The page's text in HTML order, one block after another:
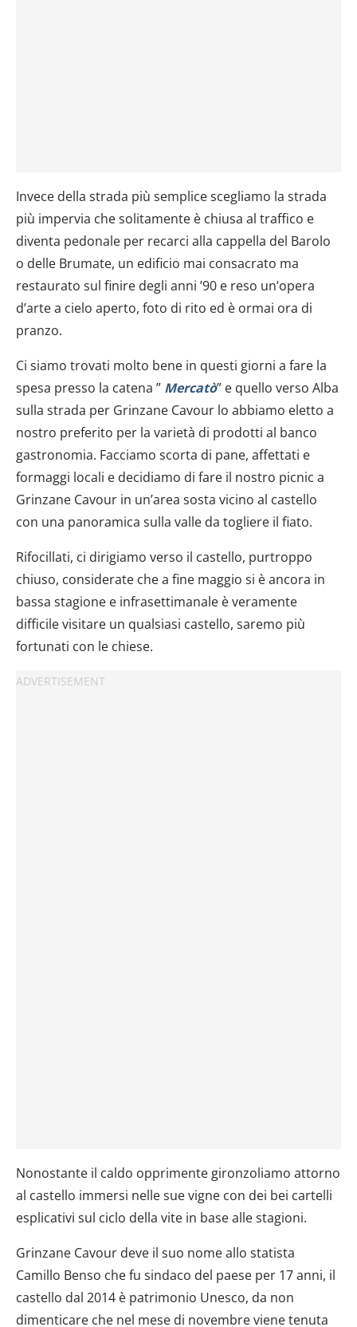
Invece della strada più semplice scegliamo la strada
più impervia che solitamente è chiusa al traffico e
diventa pedonale per recarci alla cappella del Barolo
o delle Brumate, un edificio mai consacrato ma
restaurato sul finire degli anni ’90 e reso un’opera
d’arte a cielo aperto, foto di rito ed è ormai ora di
pranzo.
Ci siamo trovati molto bene in questi giorni a fare la
spesa presso la catena ” Mercatò” e quello verso Alba
sulla strada per Grinzane Cavour lo abbiamo eletto a
nostro preferito per la varietà di prodotti al banco
gastronomia. Facciamo scorta di pane, affettati e
formaggi locali e decidiamo di fare il nostro picnic a
Grinzane Cavour in un’area sosta vicino al castello
con una panoramica sulla valle da togliere il fiato.
Rifocillati, ci dirigiamo verso il castello, purtroppo
chiuso, considerate che a fine maggio si è ancora in
bassa stagione e infrasettimanale è veramente
difficile visitare un qualsiasi castello, saremo più
fortunati con le chiese.
Nonostante il caldo opprimente gironzoliamo attorno
al castello immersi nelle sue vigne con dei bei cartelli
esplicativi sul ciclo della vite in base alle stagioni.
Grinzane Cavour deve il suo nome allo statista
Camillo Benso che fu sindaco del paese per 17 anni, il
castello dal 2014 è patrimonio Unesco, da non
dimenticare che nel mese di novembre viene tenuta